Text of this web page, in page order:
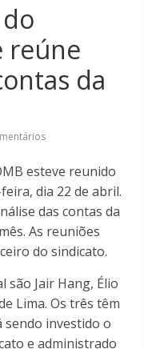
reúne
da
esteve reunido
dia 22 de abril.
das contas da
As reuniões
do sindicato.
são Jair Hang, Élio
Lima. Os três têm
sendo investido o
e administrado